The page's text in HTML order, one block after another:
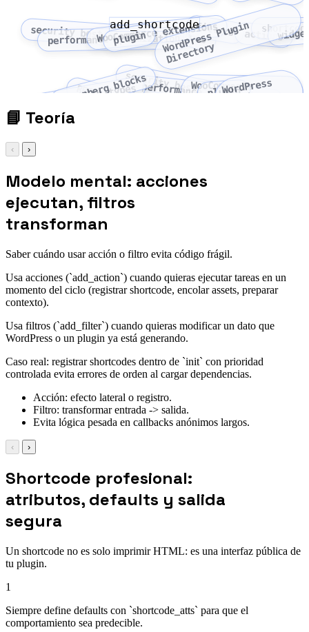
security best practices
performance optimization
WooCommerce extensions
plugin W
o
r
d
P
r
e
s
s
P
l
u
g
i
n
D
i
r
e
c
t
o
r
y
hooksfilters actions
custom post types
Gutenberg blocks
REST API security best practices
performance optimization
WooCommerce
extensions
plugin
WordPress
add_shortcode
📘 Teoría
‹ ›
Modelo mental: acciones
ejecutan, filtros
transforman
Saber cuándo usar acción o filtro evita código frágil.
Usa acciones (`add_action`) cuando quieras ejecutar tareas en un
momento del ciclo (registrar shortcode, encolar assets, preparar
contexto).
Usa filtros (`add_filter`) cuando quieras modificar un dato que
WordPress o un plugin ya está generando.
Caso real: registrar shortcodes dentro de `init` con prioridad
controlada evita errores de orden al cargar dependencias.
Acción: efecto lateral o registro.
Filtro: transformar entrada -> salida.
Evita lógica pesada en callbacks anónimos largos.
‹ ›
Shortcode profesional:
atributos, defaults y salida
segura
Un shortcode no es solo imprimir HTML: es una interfaz pública de
tu plugin.
1
Siempre define defaults con `shortcode_atts` para que el
comportamiento sea predecible.